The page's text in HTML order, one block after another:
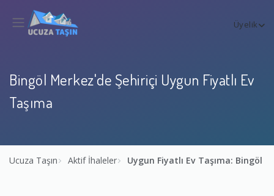
Üyelik
Bingöl Merkez'de Şehiriçi Uygun Fiyatlı Ev
Taşıma
Ucuza Taşın Aktif İhaleler Uygun Fiyatlı Ev Taşıma: Bingöl